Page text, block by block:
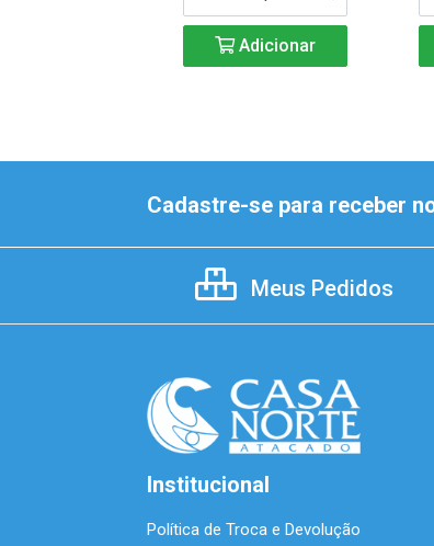
Adicionar
Cadastre-se para receber
Meus Pedidos
Institucional
Política de Troca e Devolução